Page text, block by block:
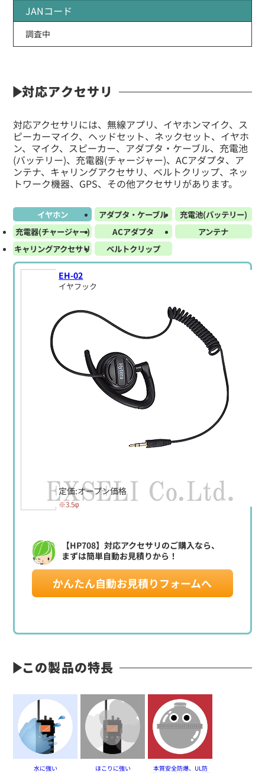
JANコード
調査中
対応アクセサリ
対応アクセサリには、無線アプリ、イヤホンマイク、ス
ピーカーマイク、ヘッドセット、ネックセット、イヤホ
ン、マイク、スピーカー、アダプタ・ケーブル、充電池
(バッテリー)、充電器(チャージャー)、ACアダプタ、ア
ンテナ、キャリングアクセサリ、ベルトクリップ、ネッ
トワーク機器、GPS、その他アクセサリがあります。
イヤホン アダプタ・ケーブル
充電池(バッテリー)
充電器(チャージャー)
ACアダプタ
アンテナ
キャリングアクセサリ
ベルトクリップ
EH-02
イヤフック
定価:オープン価格
※3.5φ
【HP708】対応アクセサリのご購入なら、
まずは簡単自動お見積りから！
かんたん自動お見積りフォームへ
この製品の特長
水に強い ほこりに強い
本質安全防爆、UL防